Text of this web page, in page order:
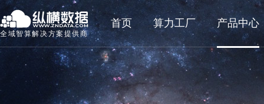
全域智算解决方案提供商
首页 算力工厂 产品中心